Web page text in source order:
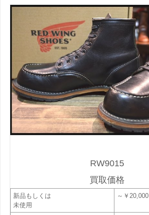
RW9015
買取価格
新品もしくは
未使用
～￥20,000